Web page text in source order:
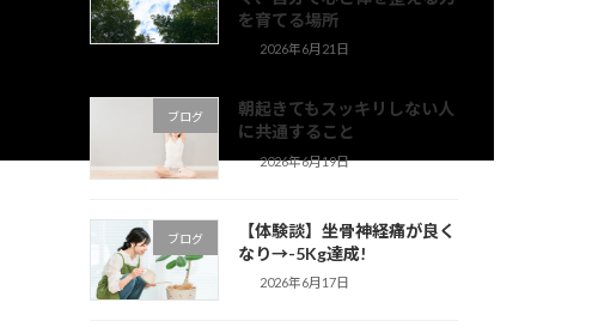
を育てる場所
2026年6月21日
ブログ
朝起きてもスッキリしない人
に共通すること
2026年6月19日
ブログ
【体験談】坐骨神経痛が良く
なり→-5Kg達成!
2026年6月17日